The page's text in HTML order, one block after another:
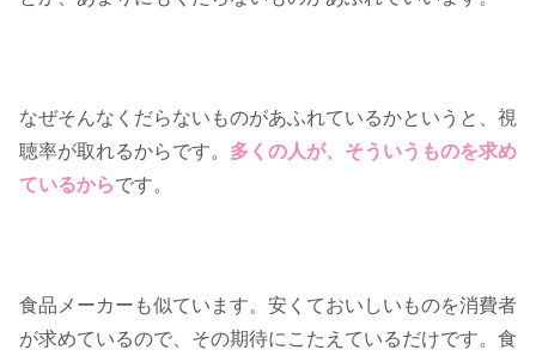
なぜそんなくだらないものがあふれているかというと、視
聴率が取れるからです。 多くの人が、そういうものを求め
ているからです。
食品メーカーも似ています。安くておいしいものを消費者
が求めているので、その期待にこたえているだけです。食